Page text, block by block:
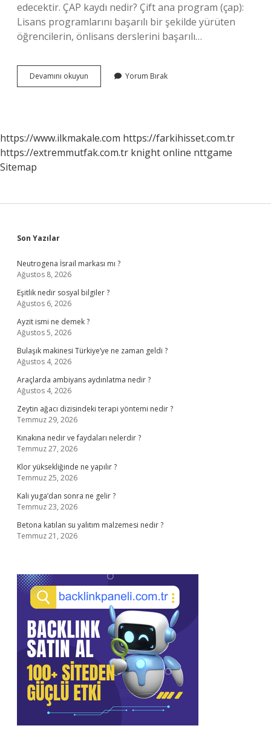
edecektir. ÇAP kaydı nedir? Çift ana program (çap):
Lisans programlarını başarılı bir şekilde yürüten
öğrencilerin, önlisans derslerini başarılı…
Devamını okuyun Üniversite
Çap
Yorum Bırak
https://www.ilkmakale.com https://farkihisset.com.tr
https://extremmutfak.com.tr knight online nttgame
Sitemap
Sidebar
Son Yazılar
Neutrogena İsrail markası mı ?
Ağustos 8, 2026
Eşitlik nedir sosyal bilgiler ?
Ağustos 6, 2026
Ayzit ismi ne demek ?
Ağustos 5, 2026
Bulaşık makinesi Türkiye’ye ne zaman geldi ?
Ağustos 4, 2026
Araçlarda ambiyans aydınlatma nedir ?
Ağustos 4, 2026
Zeytin ağacı dizisindeki terapi yöntemi nedir ?
Temmuz 29, 2026
Kınakına nedir ve faydaları nelerdir ?
Temmuz 27, 2026
Klor yüksekliğinde ne yapılır ?
Temmuz 25, 2026
Kali yuga’dan sonra ne gelir ?
Temmuz 23, 2026
Betona katılan su yalıtım malzemesi nedir ?
Temmuz 21, 2026